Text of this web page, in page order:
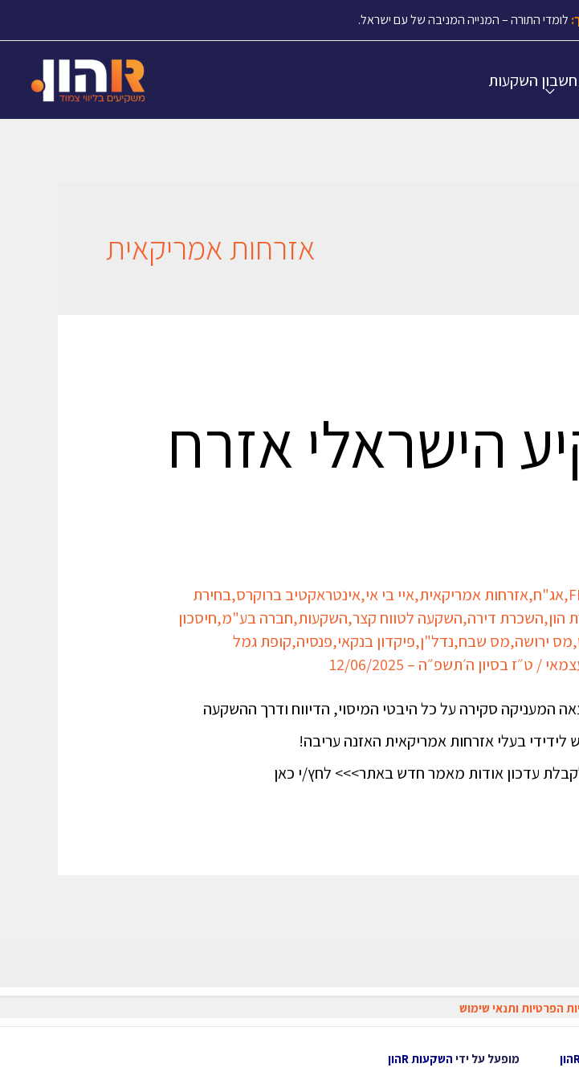
לומדי התורה – המנייה המניבה של עם ישראל.
השקעות
אזרחות אמריקאית
הישראלי אזרח
,אג"ח,אזרחות אמריקאית,איי בי אי,אינטראקטיב ברוקרס,בחירת
הון,השכרת דירה,השקעה לטווח קצר,השקעות,חברה בע"מ,חיסכון
,מס ירושה,מס שבח,נדל"ן,פיקדון בנקאי,פנסיה,קופת גמל
/ ט״ז בסיון ה׳תשפ״ה – 12/06/2025
המעניקה סקירה על כל היבטי המיסוי, הדיווח ודרך ההשקעה
בעלי אזרחות אמריקאית האזנה עריבה!
הפרטיות ותנאי שימוש
מופעל על ידי השקעות Rהון